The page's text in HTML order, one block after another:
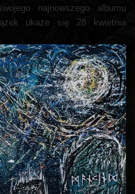
najnowszego albumu
ukaże się 28 kwietnia